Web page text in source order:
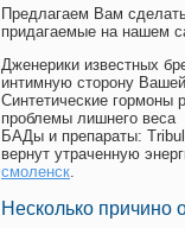
Предлагаем Вам
придагаемые на нашем
Дженерики известных
интимную сторону
Синтетические гормоны
проблемы лишнего веса
БАДы и препараты:
вернут утраченную
смоленск.
Несколько причино